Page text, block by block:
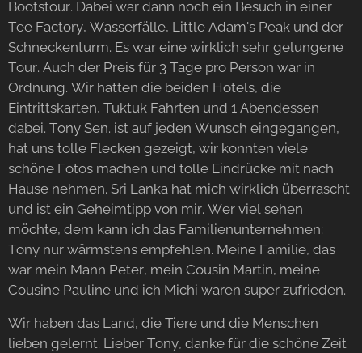
Bootstour. Dabei war dann noch ein Besuch in einer
Tee Factory, Wasserfälle, Little Adam's Peak und der
Schneckenturm. Es war eine wirklich sehr gelungene
Tour. Auch der Preis für 3 Tage pro Person war in
Ordnung. Wir hatten die beiden Hotels, die
Eintrittskarten, Tuktuk Fahrten und 1 Abendessen
dabei. Tony Sen. ist auf jeden Wunsch eingegangen,
hat uns tolle Flecken gezeigt, wir konnten viele
schöne Fotos machen und tolle Eindrücke mit nach
Hause nehmen. Sri Lanka hat mich wirklich überrascht
und ist ein Geheimtipp von mir. Wer viel sehen
möchte, dem kann ich das Familienunternehmen:
Tony nur wärmstens empfehlen. Meine Familie, das
war mein Mann Peter, mein Cousin Martin, meine
Cousine Pauline und ich Michi waren super zufrieden.
Wir haben das Land, die Tiere und die Menschen
lieben gelernt. Lieber Tony, danke für die schöne Zeit